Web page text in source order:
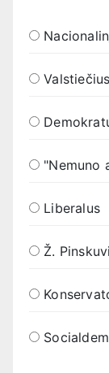
"Nemuno
Liberalus
Ž.